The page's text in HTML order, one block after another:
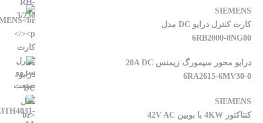
SIEMENS
کارت کنترل درایو DC مدل
6RB2000-0NG00
درایو محور سیمورگ زیمنس 20A DC
6RA2615-6MV30-0
SIEMENS
کنتاکتور 4KW با بوبین 42V AC